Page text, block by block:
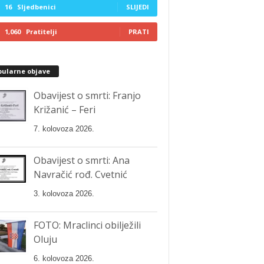
16 Sljedbenici SLIJEDI
1,060 Pratitelji PRATI
objave
Obavijest o smrti: Franjo
Križanić – Feri
7. kolovoza 2026.
Obavijest o smrti: Ana
Navračić rođ. Cvetnić
3. kolovoza 2026.
FOTO: Mraclinci obilježili
Oluju
6. kolovoza 2026.